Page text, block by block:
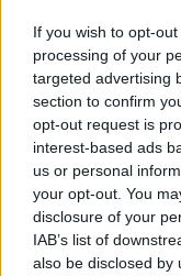
If you wish to opt-
processing of your
targeted advertising
section to confirm
opt-out request is
interest-based ads
us or personal
your opt-out. You
disclosure of your
IAB’s list of
also be disclosed by
10 probleme
achizițiilor
5 AUGUST 2015
Anumite